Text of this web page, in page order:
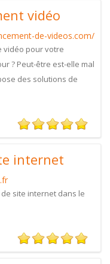
vidéo
de-videos.com/
vidéo pour votre
? Peut-être est-elle mal
des solutions de
internet
site internet dans le